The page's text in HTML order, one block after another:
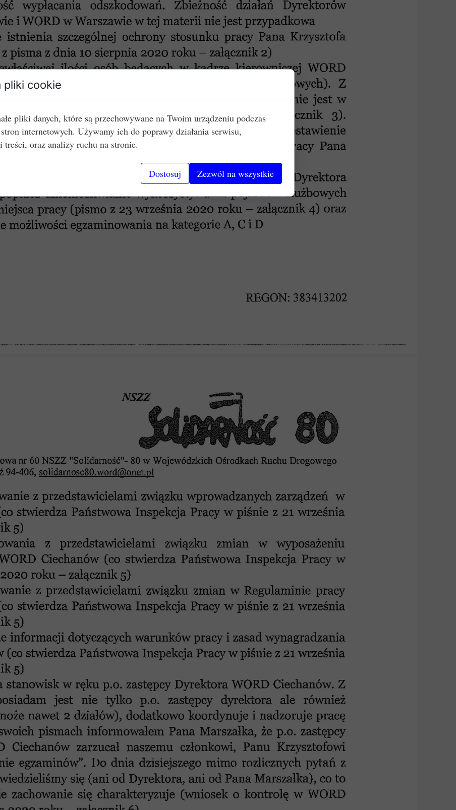
pliki cookie
pliki danych, które są przechowywane na Twoim urządzeniu podczas
internetowych. Używamy ich do poprawy działania serwisu,
treści, oraz analizy ruchu na stronie.
Dostosuj Zezwól na wszystkie